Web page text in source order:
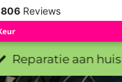
806 Reviews
Reparatie aan huis